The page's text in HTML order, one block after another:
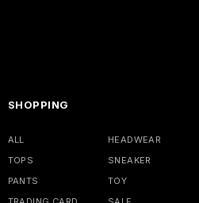
SHOPPING
ALL
HEADWEAR
TOPS
SNEAKER
PANTS
TOY